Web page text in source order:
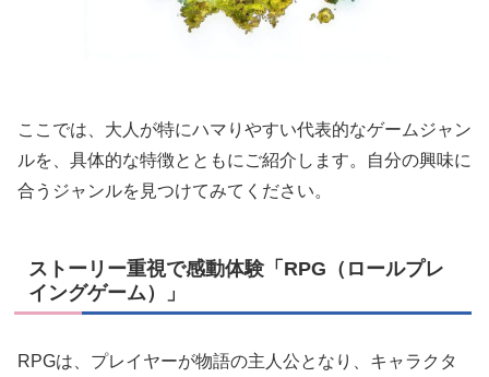
ここでは、大人が特にハマりやすい代表的なゲームジャン
ルを、具体的な特徴とともにご紹介します。自分の興味に
合うジャンルを見つけてみてください。
ストーリー重視で感動体験「RPG（ロールプレ
イングゲーム）」
RPGは、プレイヤーが物語の主人公となり、キャラクタ